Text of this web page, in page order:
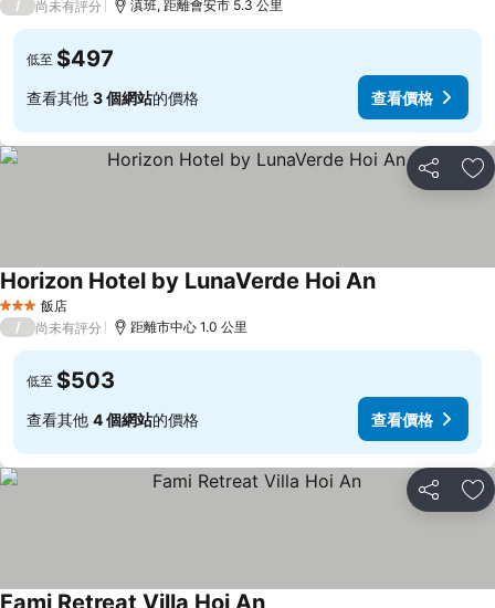
/ 尚未有評分 滇班, 距離會安市 5.3 公里
低至 $497
查看其他 3 個網站的價格 查看價格
分享 加
3 星級 飯店
Horizon Hotel by LunaVerde Hoi An
/ 尚未有評分 距離市中心 1.0 公里
低至 $503
查看其他 4 個網站的價格 查看價格
分享 加
Fami Retreat Villa Hoi An